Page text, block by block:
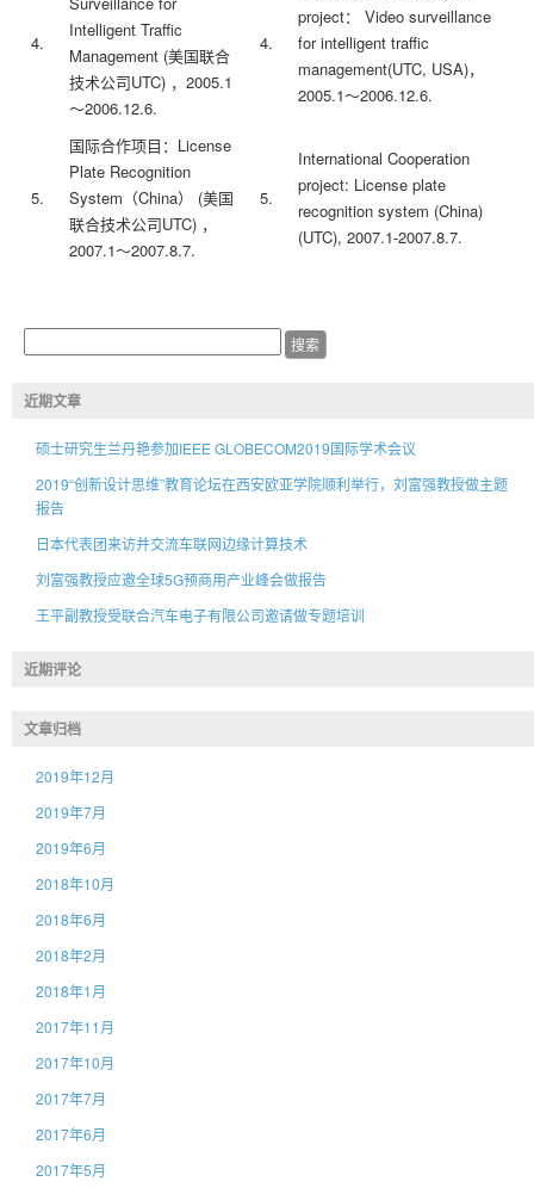
4.
Intelligent Traffic
Management (美国联合
技术公司UTC) ，2005.1
～2006.12.6.
4.
project： Video surveillance
for intelligent traffic
management(UTC, USA)，
2005.1～2006.12.6.
5.
国际合作项目：License
Plate Recognition
System（China） (美国
联合技术公司UTC) ，
2007.1～2007.8.7.
5.
International Cooperation
project: License plate
recognition system (China)
(UTC), 2007.1-2007.8.7.
近期文章
硕士研究生兰丹艳参加IEEE GLOBECOM2019国际学术会议
2019“创新设计思维”教育论坛在西安欧亚学院顺利举行，刘富强教授做主题
报告
日本代表团来访并交流车联网边缘计算技术
刘富强教授应邀全球5G预商用产业峰会做报告
王平副教授受联合汽车电子有限公司邀请做专题培训
近期评论
文章归档
2019年12月
2019年7月
2019年6月
2018年10月
2018年6月
2018年2月
2018年1月
2017年11月
2017年10月
2017年7月
2017年6月
2017年5月